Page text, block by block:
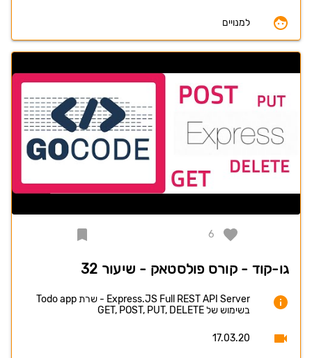
למנויים
6
גו-קוד - קורס פולסטאק - שיעור 32
Express.JS Full REST API Server - שרת Todo app
בשימוש של GET, POST, PUT, DELETE
17.03.20